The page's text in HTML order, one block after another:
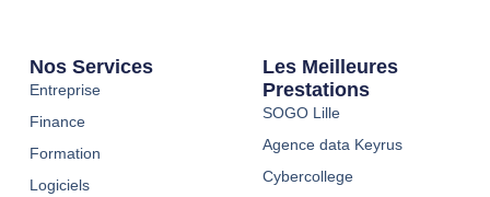
Nos Services
Entreprise
Finance
Formation
Logiciels
Les Meilleures
Prestations
SOGO Lille
Agence data Keyrus
Cybercollege